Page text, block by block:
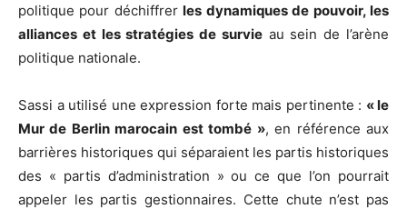
politique pour déchiffrerles dynamiques de pouvoir, les
alliances et les stratégies de survieau sein de l’arène
politique nationale.
Sassi a utilisé une expression forte mais pertinente : « le
Mur de Berlin marocain est tombé », en référence aux
barrières historiques qui séparaient les partis historiques
des « partis d’administration » ou ce que l’on pourrait
appeler les partis gestionnaires. Cette chute n’est pas